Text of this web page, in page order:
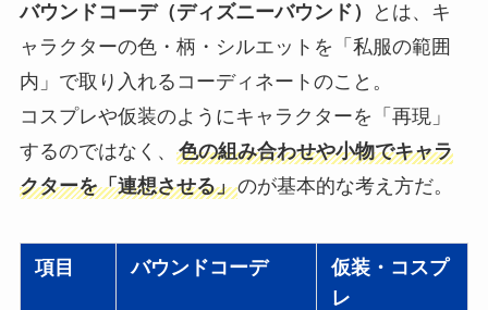
バウンドコーデ（ディズニーバウンド）
とは、キ
ャラクターの色・柄・シルエットを「私服の範囲
内」で取り入れるコーディネートのこと。
コスプレや仮装のようにキャラクターを「再現」
するのではなく、 色の組み合わせや小物でキャラ
クターを「連想させる」のが基本的な考え方だ。
項目 バウンドコーデ
仮装・コスプ
レ